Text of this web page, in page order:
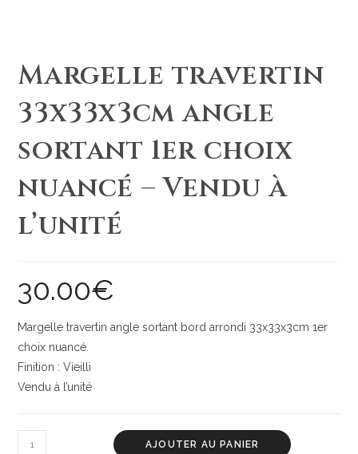
Margelle travertin
33x33x3cm angle
sortant 1er choix
nuancé – Vendu à
l’unité
30.00€
Margelle travertin angle sortant bord arrondi 33x33x3cm 1er
choix nuancé.
Finition : Vieilli
Vendu à l’unité
AJOUTER AU PANIER